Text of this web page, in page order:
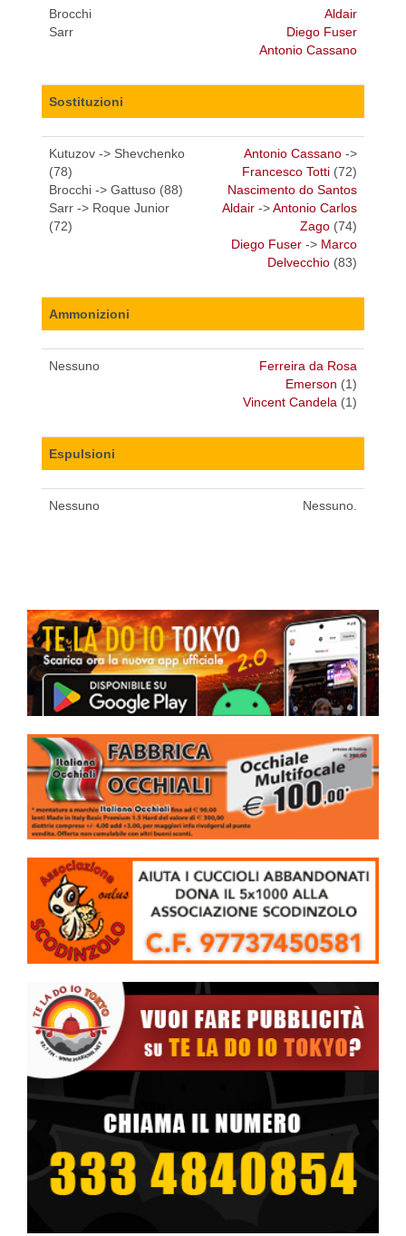
Brocchi
Sarr
Aldair
Diego Fuser
Antonio Cassano
Sostituzioni
Kutuzov -> Shevchenko
(78)
Brocchi -> Gattuso (88)
Sarr -> Roque Junior
(72)
Antonio Cassano ->
Francesco Totti (72)
Nascimento do Santos
Aldair ->Antonio Carlos
Zago (74)
Diego Fuser -> Marco
Delvecchio (83)
Ammonizioni
Nessuno
Ferreira da Rosa
Emerson (1)
Vincent Candela (1)
Espulsioni
Nessuno Nessuno.